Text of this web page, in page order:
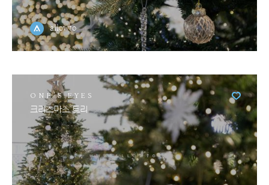
allowto
ONE'S EYES
크리스마스 트리